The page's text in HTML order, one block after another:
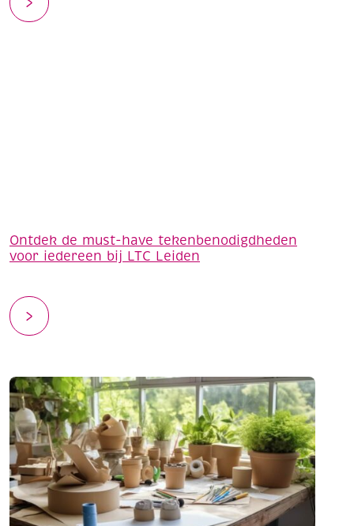
Ontdek de must-have tekenbenodigdheden
voor iedereen bij LTC Leiden